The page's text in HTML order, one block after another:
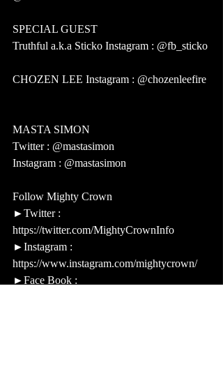
SPECIAL GUEST
Truthful a.k.a Sticko Instagram : @fb_sticko
CHOZEN LEE Instagram : @chozenleefire
MASTA SIMON
Twitter : @mastasimon
Instagram : @mastasimon
Follow Mighty Crown
►Twitter :
https://twitter.com/MightyCrownInfo
►Instagram :
https://www.instagram.com/mightycrown/
►Face Book :